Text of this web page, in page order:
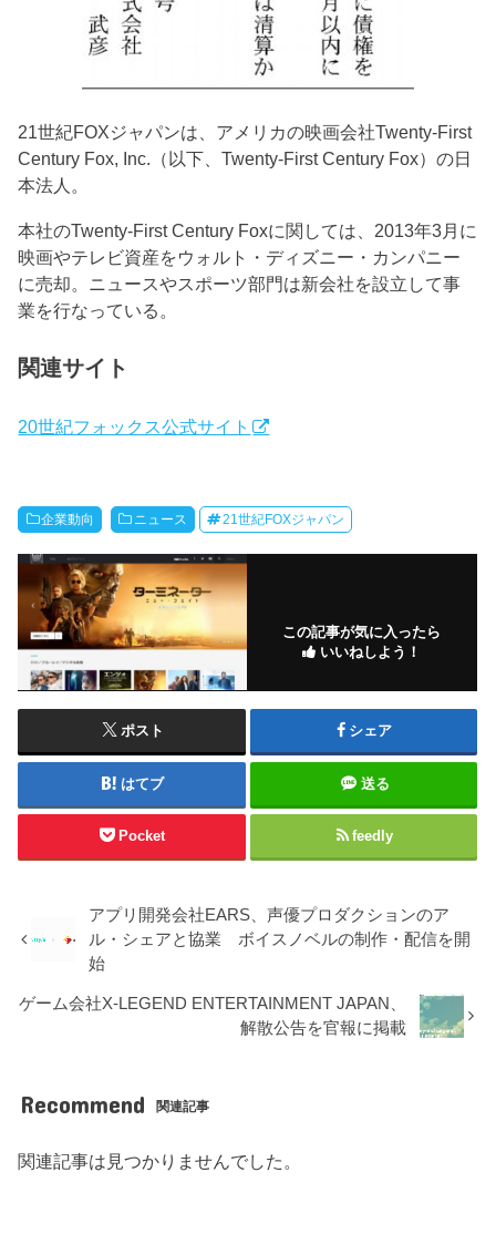
21世紀FOXジャパンは、アメリカの映画会社Twenty-First
Century Fox, Inc.（以下、Twenty-First Century Fox）の日
本法人。
本社のTwenty-First Century Foxに関しては、2013年3月に
映画やテレビ資産をウォルト・ディズニー・カンパニー
に売却。ニュースやスポーツ部門は新会社を設立して事
業を行なっている。
関連サイト
20世紀フォックス公式サイト
企業動向 ニュース 21世紀FOXジャパン
この記事が気に入ったら
いいねしよう！
ポスト シェア
はてブ 送る
Pocket feedly
アプリ開発会社EARS、声優プロダクションのア
ル・シェアと協業 ボイスノベルの制作・配信を開
始
ゲーム会社X-LEGEND ENTERTAINMENT JAPAN、
解散公告を官報に掲載
Recommend 関連記事
関連記事は見つかりませんでした。